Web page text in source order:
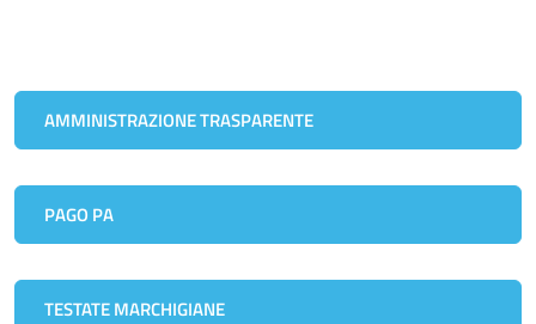
AMMINISTRAZIONE TRASPARENTE
PAGO PA
TESTATE MARCHIGIANE